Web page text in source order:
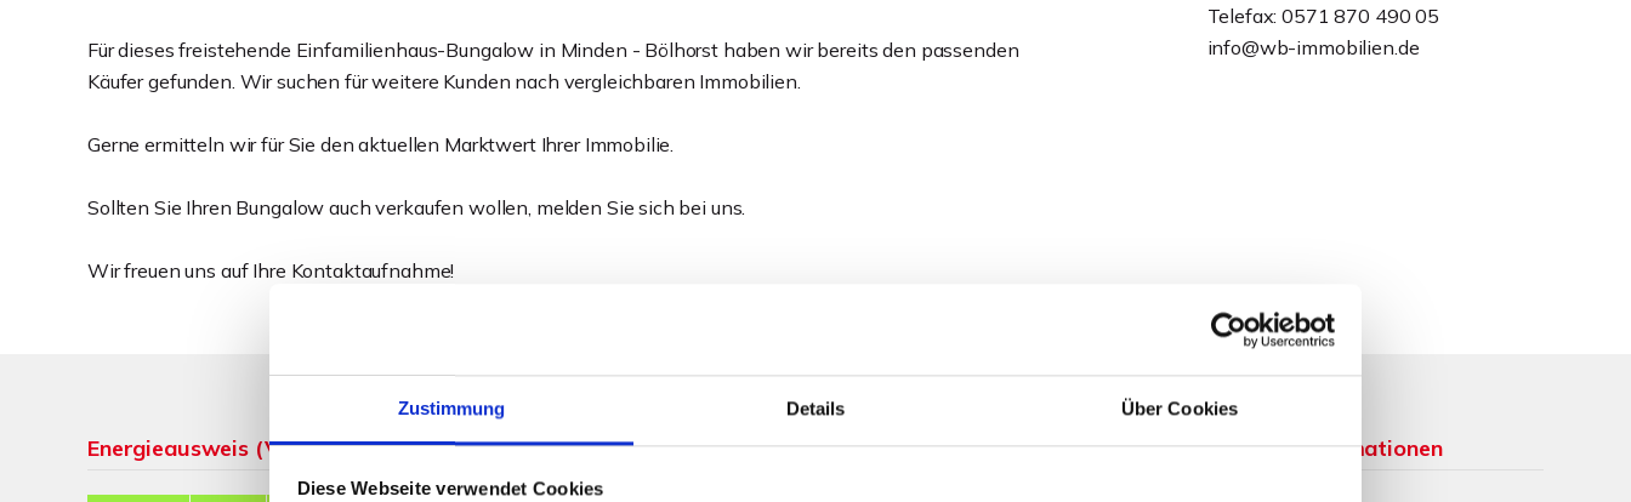
Zustimmung Details Über Cookies
Diese Webseite verwendet Cookies
Für dieses freistehende Einfamilienhaus-Bungalow in Minden - Bölhorst haben wir bereits den passenden
Käufer gefunden. Wir suchen für weitere Kunden nach vergleichbaren Immobilien.
Gerne ermitteln wir für Sie den aktuellen Marktwert Ihrer Immobilie.
Sollten Sie Ihren Bungalow auch verkaufen wollen, melden Sie sich bei uns.
Wir freuen uns auf Ihre Kontaktaufnahme!
Telefax: 0571 870 490 05
info@wb-immobilien.de
Energieausweis (Verbrauchsausweis) Weitere Informationen